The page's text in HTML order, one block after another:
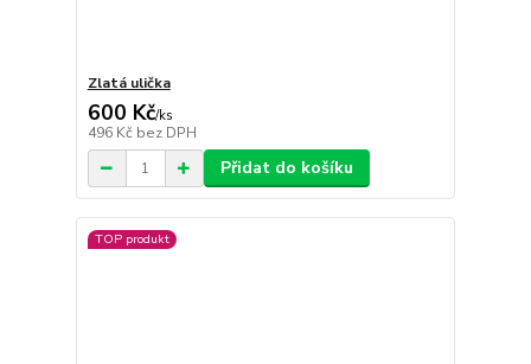
Zlatá ulička
600 Kč/ks
496 Kč bez DPH
Přidat do košíku
TOP produkt